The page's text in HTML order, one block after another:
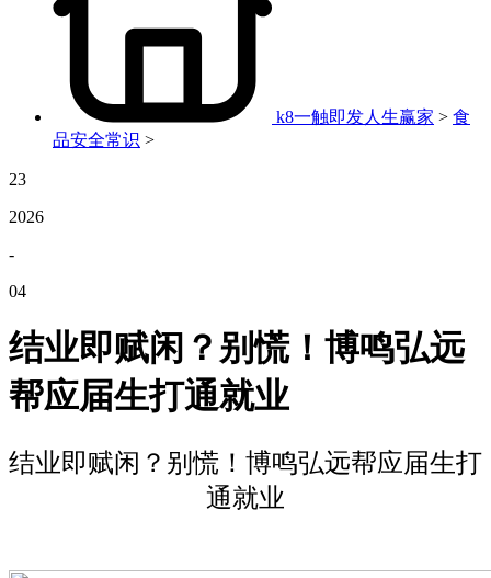
k8一触即发人生赢家 > 食
品安全常识 >
23
2026
-
04
结业即赋闲？别慌！博鸣弘远
帮应届生打通就业
结业即赋闲？别慌！博鸣弘远帮应届生打
通就业